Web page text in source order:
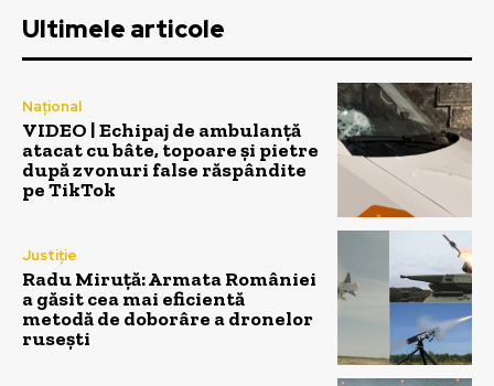
Ultimele articole
Național
VIDEO | Echipaj de ambulanță
atacat cu bâte, topoare și pietre
după zvonuri false răspândite
pe TikTok
Justiție
Radu Miruță: Armata României
a găsit cea mai eficientă
metodă de doborâre a dronelor
rusești